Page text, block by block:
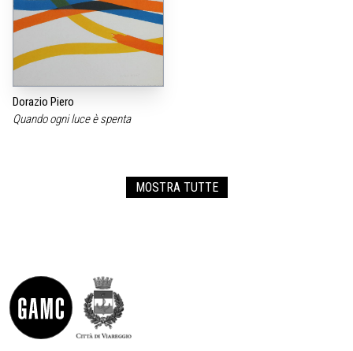
Dorazio Piero
Quando ogni luce è spenta
MOSTRA TUTTE